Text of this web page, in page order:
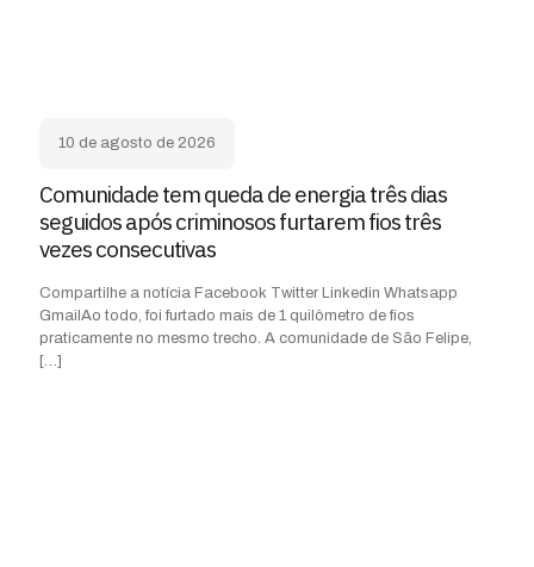
10 de agosto de 2026
Comunidade tem queda de energia três dias
seguidos após criminosos furtarem fios três
vezes consecutivas
Compartilhe a notícia Facebook Twitter Linkedin Whatsapp
GmailAo todo, foi furtado mais de 1 quilômetro de fios
praticamente no mesmo trecho. A comunidade de São Felipe,
[…]